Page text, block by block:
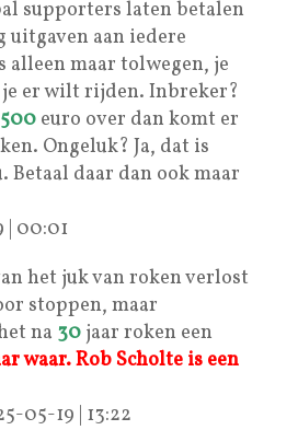
supporters laten betalen
uitgaven aan iedere
alleen maar tolwegen, je
er wilt rijden. Inbreker?
500 euro over dan komt er
Ongeluk? Ja, dat is
Betaal daar dan ook maar
| 00:01
het juk van roken verlost
stoppen, maar
na 30 jaar roken een
waar. Rob Scholte is een
05-19 | 13:22